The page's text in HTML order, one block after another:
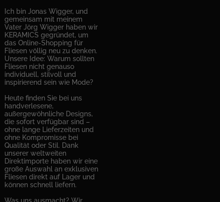
Ich bin Jonas Wigger, und
gemeinsam mit meinem
Vater Jörg Wigger haben wir
KERAMICS gegründet, um
das Online-Shopping für
Fliesen völlig neu zu denken.
Unsere Idee: Warum sollten
Fliesen nicht genauso
individuell, stilvoll und
inspirierend sein wie Mode?
Heute finden Sie bei uns
handverlesene,
außergewöhnliche Designs,
die sofort verfügbar sind –
ohne lange Lieferzeiten und
ohne Kompromisse bei
Qualität oder Stil. Dank
unserer weltweiten
Direktimporte haben wir eine
große Auswahl an exklusiven
Fliesen direkt auf Lager und
können schnell liefern.